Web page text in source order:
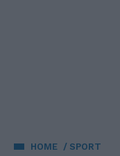
HOME SPORT